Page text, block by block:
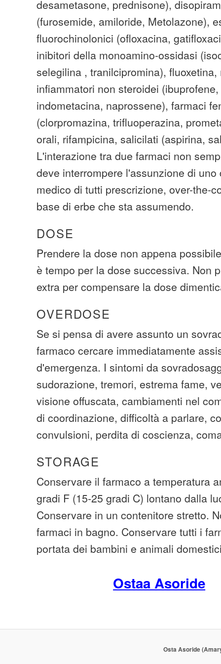
desametasone, prednisone),
(furosemide, amiloride, Metolazone),
fluorochinolonici (ofloxacina,
inibitori della monoamino-ossidasi
selegilina , tranilcipromina),
infiammatori non steroidei
indometacina, naprossene), farmaci
(clorpromazina, trifluoperazina,
orali, rifampicina, salicilati (aspirina,
L'interazione tra due farmaci non
deve interrompere l'assunzione di
medico di tutti prescrizione, over-the-
base di erbe che sta assumendo.
DOSE
Prendere la dose non appena
è tempo per la dose successiva. Non
extra per compensare la dose
OVERDOSE
Se si pensa di avere assunto un
farmaco cercare immediatamente
d'emergenza. I sintomi da
sudorazione, tremori, estrema fame,
visione offuscata, cambiamenti nel
di coordinazione, difficoltà a parlare,
convulsioni, perdita di coscienza,
STORAGE
Conservare il farmaco a temperatura
gradi F (15-25 gradi C) lontano dalla
Conservare in un contenitore stretto.
farmaci in bagno. Conservare tutti i
portata dei bambini e animali
Ostaa Asoride
Osta Asoride